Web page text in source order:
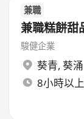
兼職
兼職糕餅
駿健企業
葵青, 葵涌
8小時以